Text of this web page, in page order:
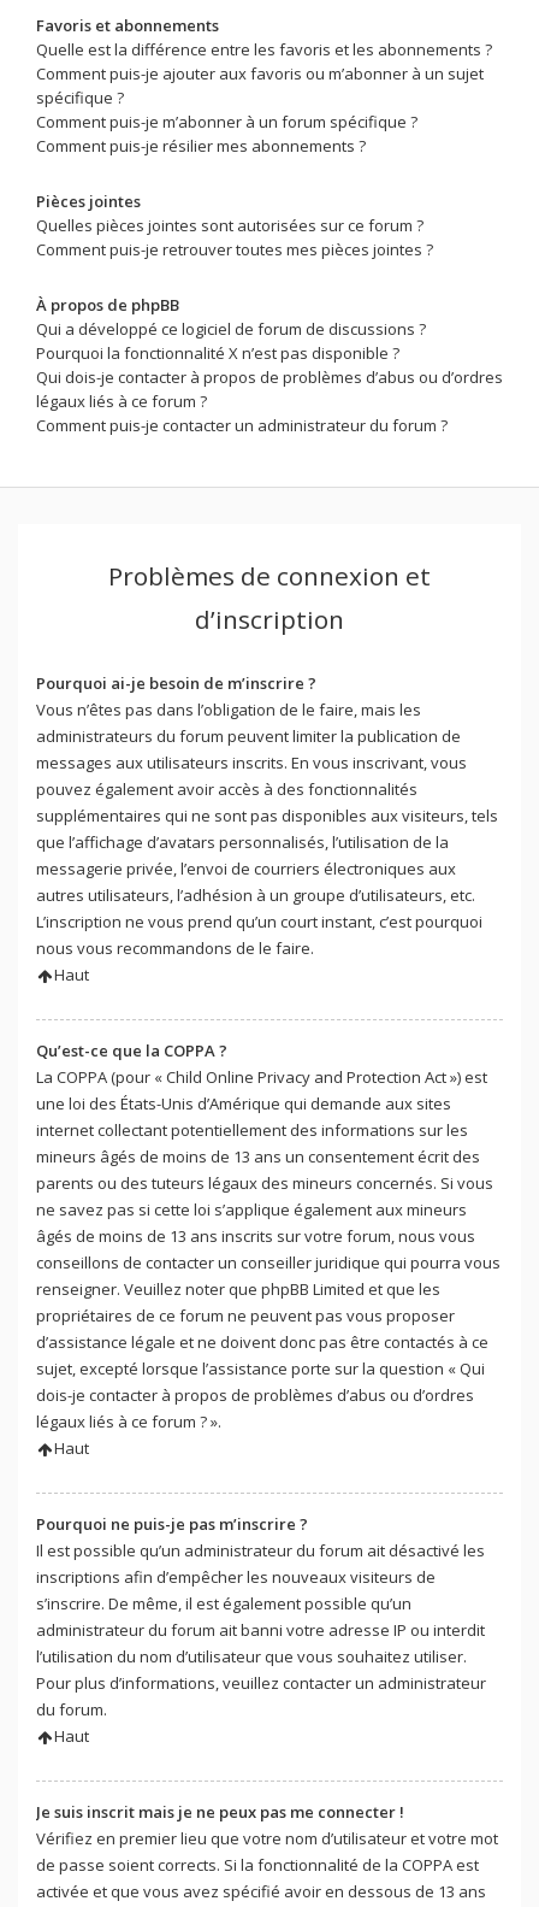
Favoris et abonnements
Quelle est la différence entre les favoris et les abonnements ?
Comment puis-je ajouter aux favoris ou m’abonner à un sujet
spécifique ?
Comment puis-je m’abonner à un forum spécifique ?
Comment puis-je résilier mes abonnements ?
Pièces jointes
Quelles pièces jointes sont autorisées sur ce forum ?
Comment puis-je retrouver toutes mes pièces jointes ?
À propos de phpBB
Qui a développé ce logiciel de forum de discussions ?
Pourquoi la fonctionnalité X n’est pas disponible ?
Qui dois-je contacter à propos de problèmes d’abus ou d’ordres
légaux liés à ce forum ?
Comment puis-je contacter un administrateur du forum ?
Problèmes de connexion et
d’inscription
Pourquoi ai-je besoin de m’inscrire ?
Vous n’êtes pas dans l’obligation de le faire, mais les
administrateurs du forum peuvent limiter la publication de
messages aux utilisateurs inscrits. En vous inscrivant, vous
pouvez également avoir accès à des fonctionnalités
supplémentaires qui ne sont pas disponibles aux visiteurs, tels
que l’affichage d’avatars personnalisés, l’utilisation de la
messagerie privée, l’envoi de courriers électroniques aux
autres utilisateurs, l’adhésion à un groupe d’utilisateurs, etc.
L’inscription ne vous prend qu’un court instant, c’est pourquoi
nous vous recommandons de le faire.
Haut
Qu’est-ce que la COPPA ?
La COPPA (pour « Child Online Privacy and Protection Act ») est
une loi des États-Unis d’Amérique qui demande aux sites
internet collectant potentiellement des informations sur les
mineurs âgés de moins de 13 ans un consentement écrit des
parents ou des tuteurs légaux des mineurs concernés. Si vous
ne savez pas si cette loi s’applique également aux mineurs
âgés de moins de 13 ans inscrits sur votre forum, nous vous
conseillons de contacter un conseiller juridique qui pourra vous
renseigner. Veuillez noter que phpBB Limited et que les
propriétaires de ce forum ne peuvent pas vous proposer
d’assistance légale et ne doivent donc pas être contactés à ce
sujet, excepté lorsque l’assistance porte sur la question « Qui
dois-je contacter à propos de problèmes d’abus ou d’ordres
légaux liés à ce forum ? ».
Haut
Pourquoi ne puis-je pas m’inscrire ?
Il est possible qu’un administrateur du forum ait désactivé les
inscriptions afin d’empêcher les nouveaux visiteurs de
s’inscrire. De même, il est également possible qu’un
administrateur du forum ait banni votre adresse IP ou interdit
l’utilisation du nom d’utilisateur que vous souhaitez utiliser.
Pour plus d’informations, veuillez contacter un administrateur
du forum.
Haut
Je suis inscrit mais je ne peux pas me connecter !
Vérifiez en premier lieu que votre nom d’utilisateur et votre mot
de passe soient corrects. Si la fonctionnalité de la COPPA est
activée et que vous avez spécifié avoir en dessous de 13 ans